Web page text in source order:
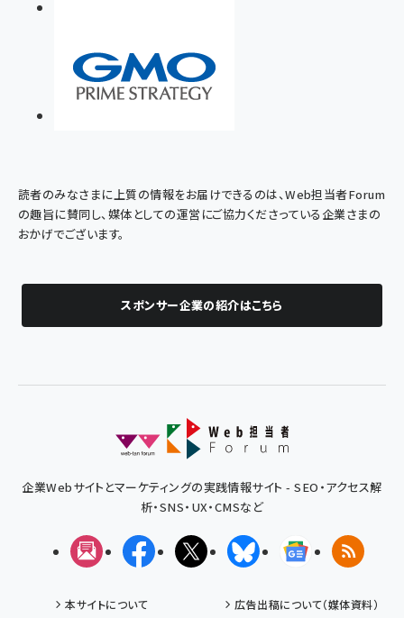
読者のみなさまに上質の情報をお届けできるのは、Web担当者Forum
の趣旨に賛同し、媒体としての運営にご協力くださっている企業さまの
おかげでございます。
スポンサー企業の紹介はこちら
企業Webサイトとマーケティングの実践情報サイト - SEO・アクセス解
析・SNS・UX・CMSなど
メルマガFacebookX(エックス)BlueskyGoogleニュ
RSS
本サイトについて
広告出稿について（媒体資料）